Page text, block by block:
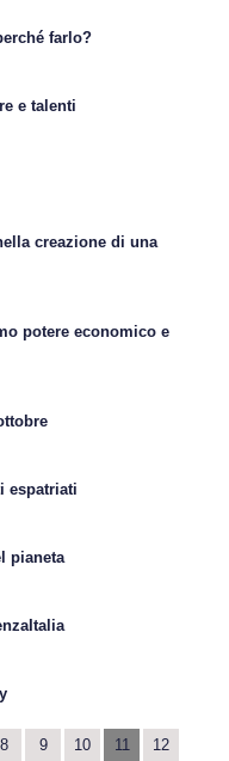
farlo?
e talenti
creazione di una
potere economico e
espatriati
pianeta
8 9 10 11 12